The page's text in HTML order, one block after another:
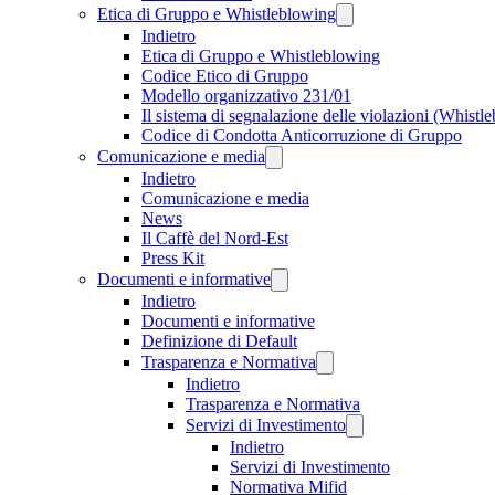
Etica di Gruppo e Whistleblowing
Indietro
Etica di Gruppo e Whistleblowing
Codice Etico di Gruppo
Modello organizzativo 231/01
Il sistema di segnalazione delle violazioni
Codice di Condotta Anticorruzione di Gruppo
Comunicazione e media
Indietro
Comunicazione e media
News
Il Caffè del Nord-Est
Press Kit
Documenti e informative
Indietro
Documenti e informative
Definizione di Default
Trasparenza e Normativa
Indietro
Trasparenza e Normativa
Servizi di Investimento
Indietro
Servizi di Investimento
Normativa Mifid